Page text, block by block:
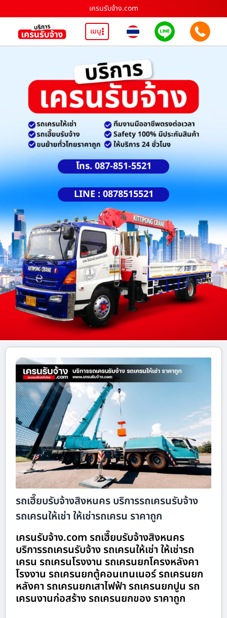
เครนรับจ้าง.com
เมนู
โทร. 087-851-5521
LINE : 0878515521
รถเฮี๊ยบรับจ้างสิงหนคร บริการรถเครนรับจ้าง
รถเครนให้เช่า ให้เช่ารถเครน ราคาถูก
เครนรับจ้าง.com รถเฮี๊ยบรับจ้างสิงหนคร
บริการรถเครนรับจ้าง รถเครนให้เช่า ให้เช่ารถ
เครน รถเครนโรงงาน รถเครนยกโครงหลังคา
โรงงาน รถเครนยกตู้คอนเทนเนอร์ รถเครนยก
หลังคา รถเครนยกเสาไฟฟ้า รถเครนยกปูน รถ
เครนงานก่อสร้าง รถเครนยกของ ราคาถูก